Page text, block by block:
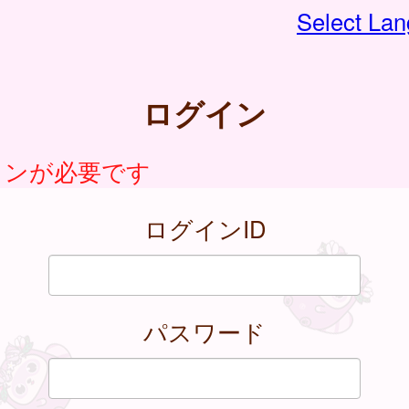
Select
ログイン
が必要です
ログインID
パスワード